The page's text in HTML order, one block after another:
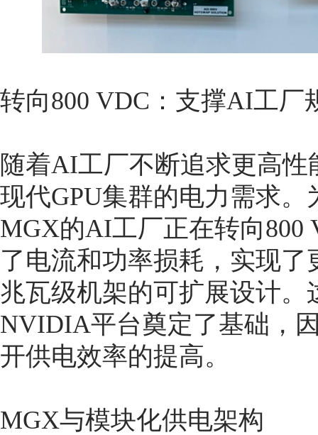
转向800 VDC：支撑AI工厂
随着AI工厂不断追求更高
现代GPU集群的电力需求
MGX的AI工厂正在转向800
了电流和功率损耗，实现
兆瓦级机架的可扩展设计
NVIDIA平台奠定了基础，
开供电效率的提高。
MGX与模块化供电架构